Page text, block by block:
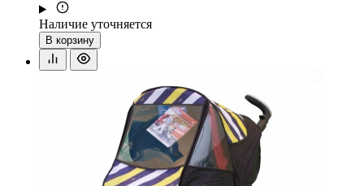
Наличие уточняется
В корзину